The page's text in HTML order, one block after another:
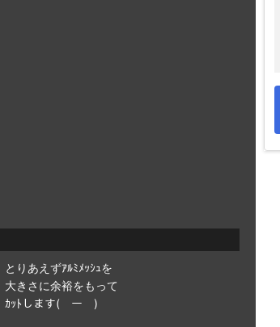
とりあえずｱﾙﾐﾒｯｼｭを
大きさに余裕をもって
ｶｯﾄします(￣ー￣)